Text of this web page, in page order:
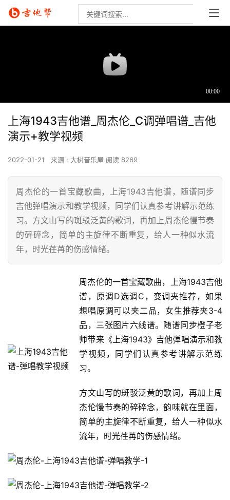
上海1943吉他谱_周杰伦_C调弹唱谱_吉他
演示+教学视频
2022-01-21 来源 : 大树音乐屋 阅读 8269
周杰伦的一首宝藏歌曲，上海1943吉他谱，随谱同步
吉他弹唱演示和教学视频，同学们认真参考讲解示范练
习。方文山写的斑驳泛黄的歌词，再加上周杰伦慢节奏
的碎碎念，简单的主旋律不断重复，给人一种似水流
年，时光荏苒的伤感情绪。
周杰伦的一首宝藏歌曲，上海1943吉他
谱，原调D选调C，变调夹推荐，如果
想唱原调可以夹二品，女生推荐夹3-4
品，三张图片六线谱。随谱同步橙子老
师带来《上海1943》吉他弹唱演示和教
学视频，同学们认真参考讲解示范练
习。
方文山写的斑驳泛黄的歌词，再加上周
杰伦慢节奏的碎碎念，韵味就在里面，
简单的主旋律不断重复，给人一种似水
流年，时光荏苒的伤感情绪。